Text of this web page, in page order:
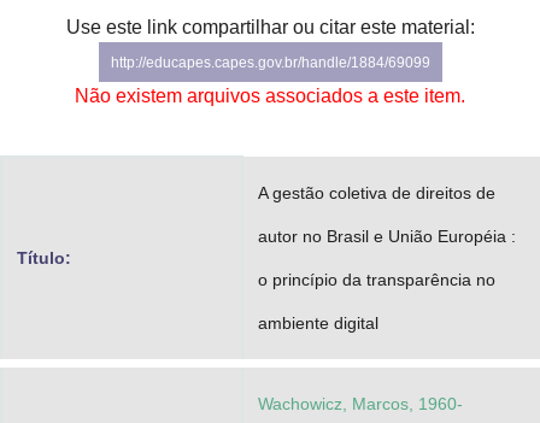
Gabinete de Segurança Institucional
Advocacia-Geral da União
Use este link compartilhar ou citar este material:
http://educapes.capes.gov.br/handle/1884/69099
Não existem arquivos associados a este item.
Título:
A gestão coletiva de direitos de
autor no Brasil e União Européia :
o princípio da transparência no
ambiente digital
Wachowicz, Marcos, 1960-